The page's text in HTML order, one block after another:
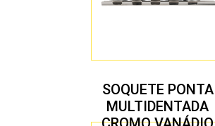
SOQUETE PONTA
MULTIDENTADA